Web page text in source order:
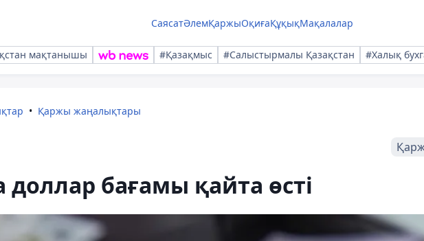
СаясатӘлемҚаржыОқиғаҚұқықМақалалар
мақтанышы #Қазақмыс #Салыстырмалы Қазақстан #Халық
Қаржы жаңалықтары
доллар бағамы қайта өсті